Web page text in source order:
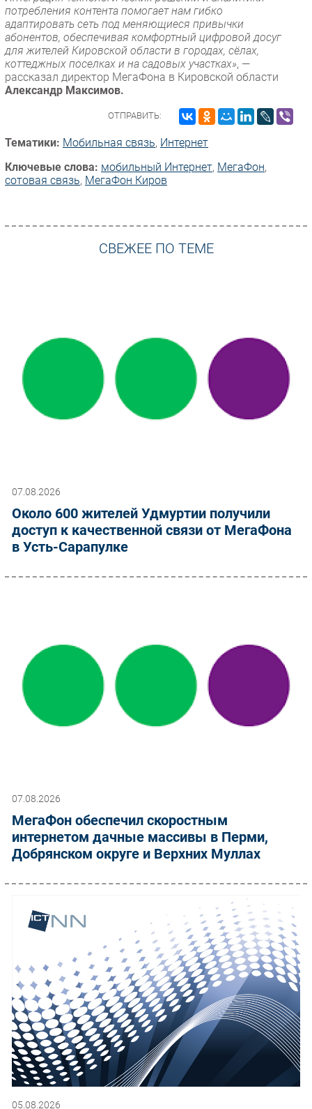
потребления контента помогает нам гибко
адаптировать сеть под меняющиеся привычки
абонентов, обеспечивая комфортный цифровой досуг
для жителей Кировской области в городах, сёлах,
коттеджных поселках и на садовых участках», —
рассказал директор МегаФона в Кировской области
Александр Максимов.
ОТПРАВИТЬ:
Тематики: Мобильная связь, Интернет
Ключевые слова: мобильный Интернет, МегаФон,
сотовая связь, МегаФон Киров
СВЕЖЕЕ ПО ТЕМЕ
07.08.2026
Около 600 жителей Удмуртии получили
доступ к качественной связи от МегаФона
в Усть-Сарапулке
07.08.2026
МегаФон обеспечил скоростным
интернетом дачные массивы в Перми,
Добрянском округе и Верхних Муллах
05.08.2026